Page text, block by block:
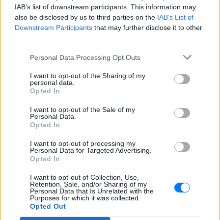
IAB’s list of downstream participants. This information may
also be disclosed by us to third parties on the IAB’s List of
Downstream Participants that may further disclose it to other
Personal Data Processing Opt Outs
I want to opt-out of the Sharing of my
personal data.
Opted In
I want to opt-out of the Sale of my
Personal Data.
Opted In
I want to opt-out of processing my
Personal Data for Targeted Advertising.
Opted In
I want to opt-out of Collection, Use,
Retention, Sale, and/or Sharing of my
Personal Data that Is Unrelated with the
Purposes for which it was collected.
Opted Out
ΔΕΙΤΕ ΕΠΙΣΗΣ
ΣΤΗΝ ΙΔΙΑ ΚΑΤΗΓΟΡΙΑ
της 46χρονης για την
ταυτοποίηση
Ο δικηγόρος της 46χρονης
κατηγορούμενης για την επίθεση
στη Marfin, επιμένει κατηγορηματικά πως
τα στοιχεία που έχει στα χέρια της η